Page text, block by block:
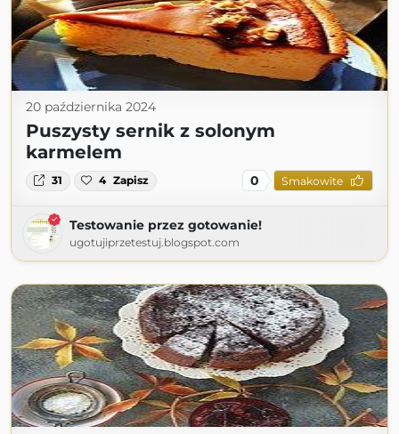
20 października 2024
Puszysty sernik z solonym
karmelem
31 4 Zapisz 0 Smakowite
Testowanie przez gotowanie!
ugotujiprzetestuj.blogspot.com